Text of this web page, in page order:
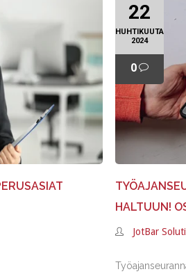
22
HUHTIKUUTA
2024
0
HALTUUN!
JotBar